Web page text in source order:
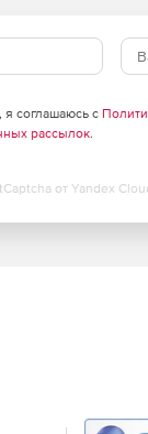
контактов с
доступ к
способ
и видео функций,
я соглашаюсь с
рассылок.
от Yandex